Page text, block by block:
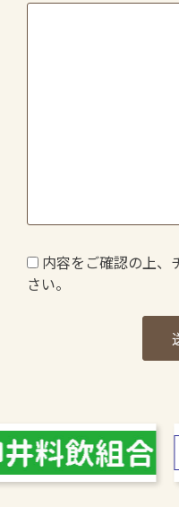
内容をご確認の上、
さい。